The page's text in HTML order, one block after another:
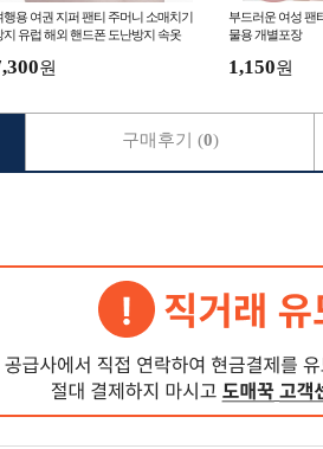
행용 여권 지퍼 팬티 주머니 소매치기
지 유럽 해외 핸드폰 도난방지 속옷
원
부드러운 여성 팬
물용 개별포장
1,150원
용
구매후기 (0)